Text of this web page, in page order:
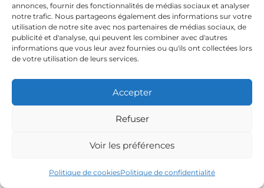
annonces, fournir des fonctionnalités de médias sociaux et analyser
notre trafic. Nous partageons également des informations sur votre
utilisation de notre site avec nos partenaires de médias sociaux, de
publicité et d'analyse, qui peuvent les combiner avec d'autres
informations que vous leur avez fournies ou qu'ils ont collectées lors
de votre utilisation de leurs services.
Accepter
Refuser
Voir les préférences
Politique de cookiesPolitique de confidentialité